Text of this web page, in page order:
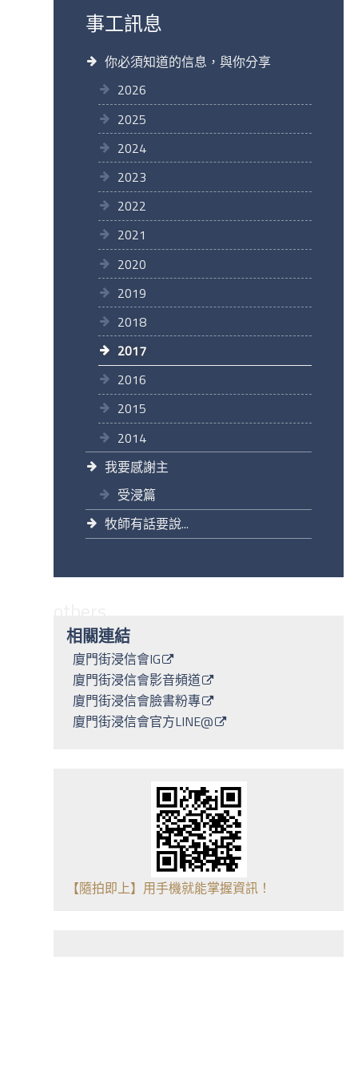
事工訊息
你必須知道的信息，與你分享
2026
2025
2024
2023
2022
2021
2020
2019
2018
2017
2016
2015
2014
我要感謝主
受浸篇
牧師有話要說...
相關連結
廈門街浸信會IG
廈門街浸信會影音頻道
廈門街浸信會臉書粉專
廈門街浸信會官方LINE@
【隨拍即上】用手機就能掌握資訊！